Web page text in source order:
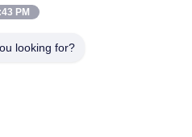
PM
looking for?